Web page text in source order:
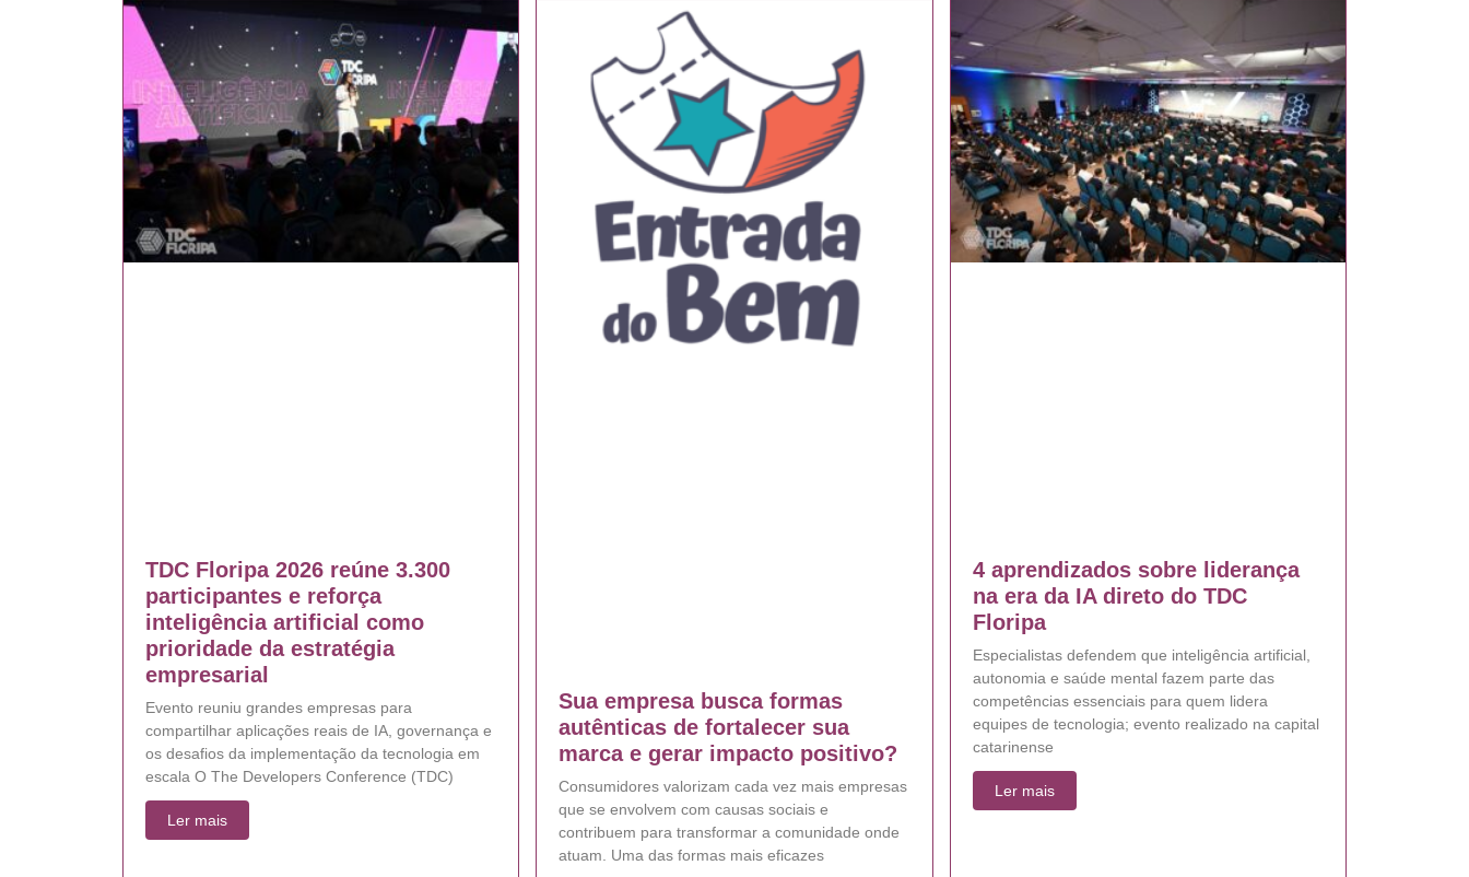
TDC Floripa 2026 reúne 3.300
participantes e reforça
inteligência artificial como
prioridade da estratégia
empresarial
Evento reuniu grandes empresas para
compartilhar aplicações reais de IA, governança e
os desafios da implementação da tecnologia em
escala O The Developers Conference (TDC)
Ler mais
Sua empresa busca formas
autênticas de fortalecer sua
marca e gerar impacto positivo?
Consumidores valorizam cada vez mais empresas
que se envolvem com causas sociais e
contribuem para transformar a comunidade onde
atuam. Uma das formas mais eficazes
4 aprendizados sobre liderança
na era da IA direto do TDC
Floripa
Especialistas defendem que inteligência artificial,
autonomia e saúde mental fazem parte das
competências essenciais para quem lidera
equipes de tecnologia; evento realizado na capital
catarinense
Ler mais